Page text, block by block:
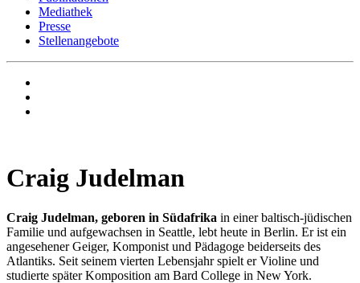
Mediathek
Presse
Stellenangebote
Craig Judelman
Craig Judelman, geboren in Südafrika in einer baltisch-jüdischen
Familie und aufgewachsen in Seattle, lebt heute in Berlin. Er ist ein
angesehener Geiger, Komponist und Pädagoge beiderseits des
Atlantiks. Seit seinem vierten Lebensjahr spielt er Violine und
studierte später Komposition am Bard College in New York.